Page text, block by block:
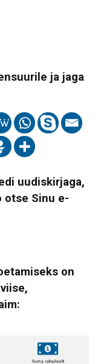
ja jaga
uudiskirjaga,
otse Sinu e-
on